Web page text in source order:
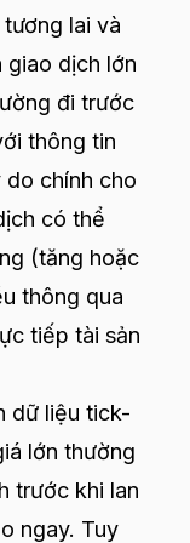
lai và
giao dịch lớn
đi trước
thông tin
do chính cho
có thể
(tăng hoặc
thông qua
tiếp tài sản
dữ liệu tick-
lớn thường
trước khi lan
ngay. Tuy